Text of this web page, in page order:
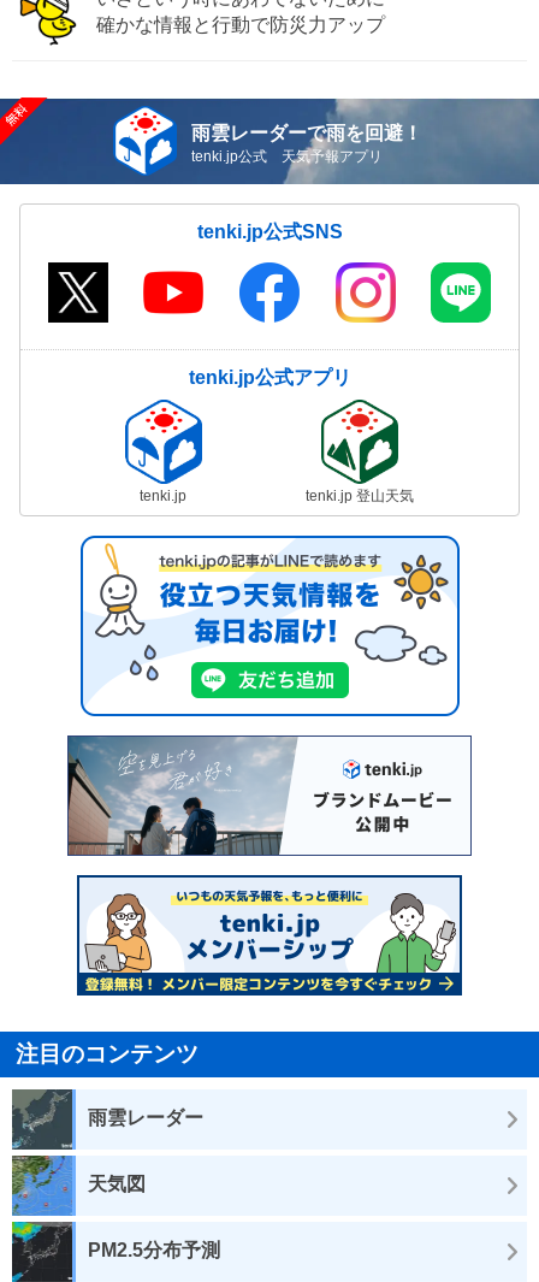
確かな情報と行動で防災力アップ
雨雲レーダーで雨を回避！
tenki.jp公式 天気予報アプリ
tenki.jp公式SNS
tenki.jp公式アプリ
tenki.jp tenki.jp 登山天気
注目のコンテンツ
雨雲レーダー
天気図
PM2.5分布予測